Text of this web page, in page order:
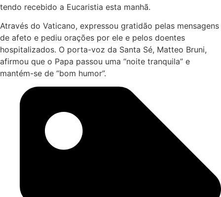
tendo recebido a Eucaristia esta manhã.
Através do Vaticano, expressou gratidão pelas mensagens
de afeto e pediu orações por ele e pelos doentes
hospitalizados. O porta-voz da Santa Sé, Matteo Bruni,
afirmou que o Papa passou uma “noite tranquila” e
mantém-se de “bom humor”.